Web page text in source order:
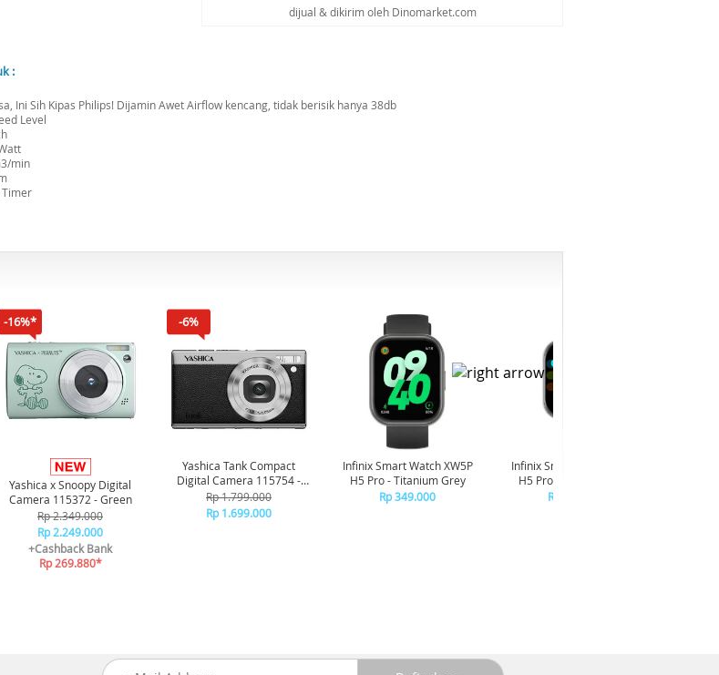
dijual & dikirim oleh Dinomarket.com
:
Ini Sih Kipas Philips! Dijamin Awet Airflow kencang, tidak berisik hanya 38db
Level
min
Timer
-16%*
Yashica x Snoopy Digital
Camera 115372 - Green
Rp 2.349.000
Rp 2.249.000
+Cashback Bank
Rp 269.880*
-6%
Yashica Tank Compact
Digital Camera 115754 -
Black
Rp 1.799.000
Rp 1.699.000
Infinix Smart Watch XW5P
H5 Pro - Titanium Grey
Rp 349.000
Infinix Smart Watch XW5P
H5 Pro - Chrome Silver
Rp 349.000